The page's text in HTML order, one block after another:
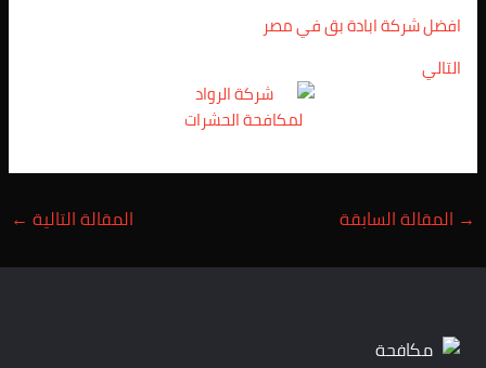
افضل شركة ابادة بق في مصر
التالي
→ المقالة السابقة المقالة التالية ←